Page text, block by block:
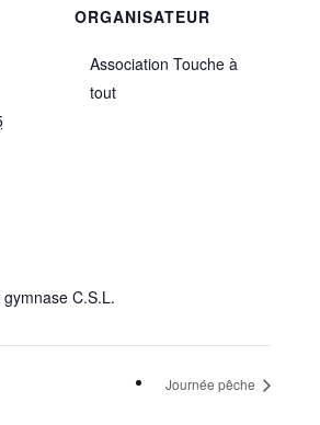
C.S.L.
ORGANISATEUR
Association Touche à
tout
Journée pêche